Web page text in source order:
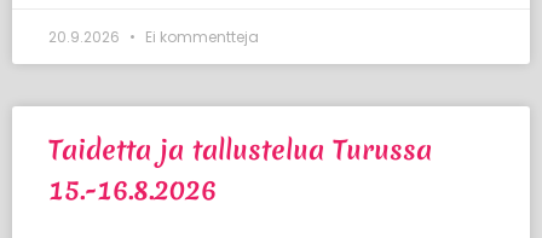
20.9.2026 Ei kommentteja
Taidetta ja tallustelua Turussa
15.-16.8.2026